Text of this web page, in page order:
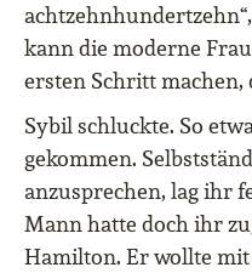
kann die moderne
ersten Schritt machen,
Sybil schluckte. So
gekommen.
anzusprechen, lag ihr
Mann hatte doch ihr
Hamilton. Er wollte